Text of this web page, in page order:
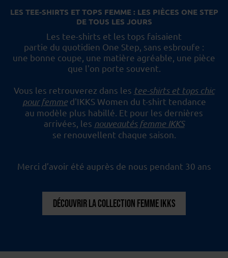
LES TEE-SHIRTS ET TOPS FEMME : LES PIÈCES ONE STEP
DE TOUS LES JOURS
Les tee-shirts et les tops faisaient
partie du quotidien One Step, sans esbroufe :
une bonne coupe, une matière agréable, une pièce
que l'on porte souvent.
Vous les retrouverez dans les tee-shirts et tops chic
pour femmed'IKKS Women du t-shirt tendance
au modèle plus habillé. Et pour les dernières
arrivées, les nouveautés femme IKKS
se renouvellent chaque saison.
Merci d’avoir été auprès de nous pendant 30 ans
DÉCOUVRIR LA COLLECTION FEMME IKKS